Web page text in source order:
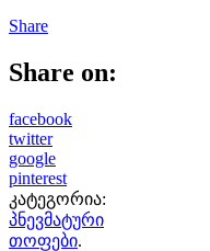
Share
Share on:
facebook
twitter
google
pinterest
კატეგორია:
პნევმატური
თოფები.